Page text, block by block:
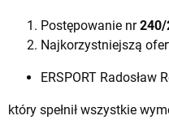
Postępowanie nr240/
Najkorzystniejszą
ERSPORT Radosław
który spełnił wszystkie